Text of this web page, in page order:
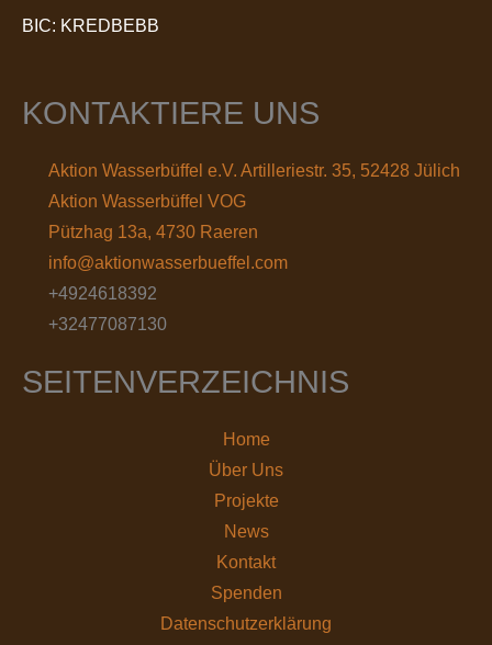
BIC: KREDBEBB
KONTAKTIERE UNS
Aktion Wasserbüffel e.V. Artilleriestr. 35, 52428 Jülich
Aktion Wasserbüffel VOG
Pützhag 13a, 4730 Raeren
info@aktionwasserbueffel.com
+4924618392
+32477087130
SEITENVERZEICHNIS
Home
Über Uns
Projekte
News
Kontakt
Spenden
Datenschutz­erklärung